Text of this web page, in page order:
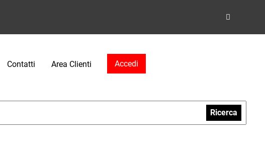
Contatti Area Clienti Accedi
Ricerca